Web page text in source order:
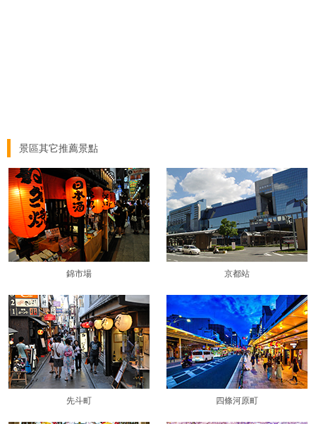
景區其它推薦景點
錦市場 京都站
先斗町 四條河原町